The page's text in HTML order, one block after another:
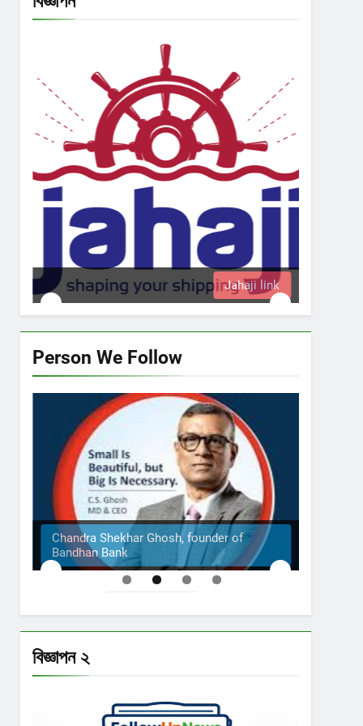
Jahaji link
Person We Follow
Chandra Shekhar Ghosh, founder of
Bandhan Bank
বিজ্ঞাপন ২